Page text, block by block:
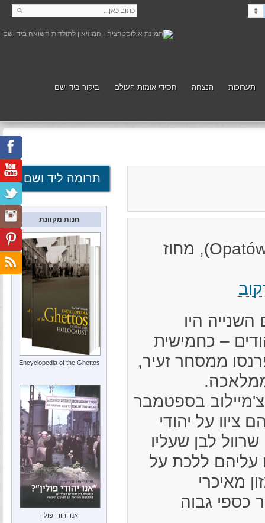
תערוכות הנצחה חסידי אומות העולם ביקור ביד ושם
מקום לפני המלחמה: עיירה בנפת אופטוב (Opatów), מחוז
היו
כ-500 יהודים – כחמישית
ממסחר זעיר,
בספטמבר
ציוו על יהודי
לבן שעליו
עליהם ללכת על
מאיכרי
כספי גבוה
תרומה ליד ושם
חנות מקוונת
Encyclopedia of the Ghettos
אנו יהודי פולין